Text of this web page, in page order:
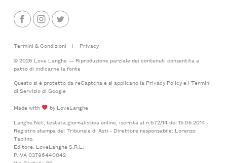
Termini & Condizioni |
Privacy
© 2026 Love Langhe — Riproduzione parziale dei contenuti consentita a
patto di indicarne la fonte
Questo si è protetto da reCaptcha e si applicano la Privacy Policye i Termini
di Serviziodi Google
Made with
by LoveLanghe
Langhe.Net, testata giornalistica online, iscritta al n.672/14 del 15.05.2014 -
Registro stampa del Tribunale di Asti - Direttore responsabile: Lorenzo
Tablino.
Editore: LoveLanghe S.R.L.
P.IVA 03796440042